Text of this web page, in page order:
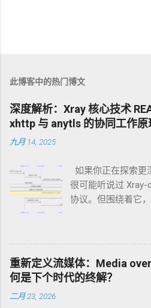
此博客中的热门博文
深度解析：Xray 核心技术
xhttp 与 anytls 的协同工作原
九月 14, 2025
如果你正在探索更
很可能听说过 Xray-
协议。但围绕着它
关系？各自扮演什
成在一个节点上，
就来一次性说清楚
弟”，而是一个“精英
一个关键点：xhttp
重新定义流媒体：Media
何是下个时代的终解？
二月 23, 2026